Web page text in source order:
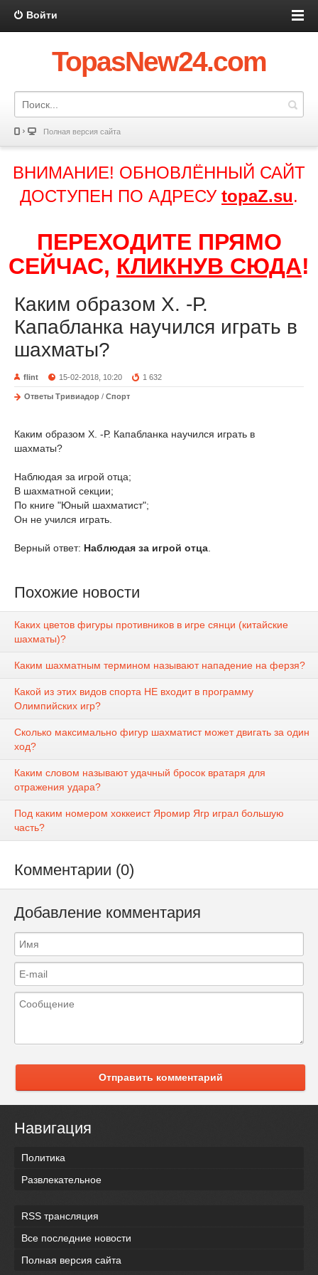
Войти
TopasNew24.com
Полная версия сайта
ВНИМАНИЕ! ОБНОВЛЁННЫЙ САЙТ
ДОСТУПЕН ПО АДРЕСУ topaZ.su.
ПЕРЕХОДИТЕ ПРЯМО
СЕЙЧАС, КЛИКНУВ СЮДА!
Каким образом Х. -Р.
Капабланка научился играть в
шахматы?
flint 15-02-2018, 10:20 1 632
Ответы Тривиадор / Спорт
Каким образом Х. -Р. Капабланка научился играть в
шахматы?
Наблюдая за игрой отца;
В шахматной секции;
По книге "Юный шахматист";
Он не учился играть.
Верный ответ: Наблюдая за игрой отца
Похожие новости
Каких цветов фигуры противников в игре сянци (китайские
шахматы)?
Каким шахматным термином называют нападение на ферзя?
Какой из этих видов спорта НЕ входит в программу
Олимпийских игр?
Сколько максимально фигур шахматист может двигать за один
ход?
Каким словом называют удачный бросок вратаря для
отражения удара?
Под каким номером хоккеист Яромир Ягр играл большую
часть?
Комментарии (0)
Добавление комментария
Отправить комментарий
Навигация
Политика
Развлекательное
RSS трансляция
Все последние новости
Полная версия сайта